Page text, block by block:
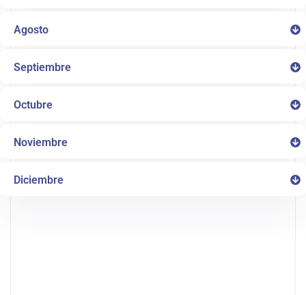
Agosto
Septiembre
Octubre
Noviembre
Diciembre